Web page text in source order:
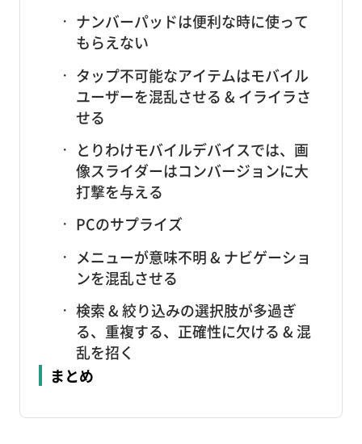
ナンバーパッドは便利な時に使って
もらえない
タップ不可能なアイテムはモバイル
ユーザーを混乱させる & イライラさ
せる
とりわけモバイルデバイスでは、画
像スライダーはコンバージョンに大
打撃を与える
PCのサプライズ
メニューが意味不明 & ナビゲーショ
ンを混乱させる
検索 & 絞り込みの選択肢が多過ぎ
る、重複する、正確性に欠ける & 混
乱を招く
まとめ